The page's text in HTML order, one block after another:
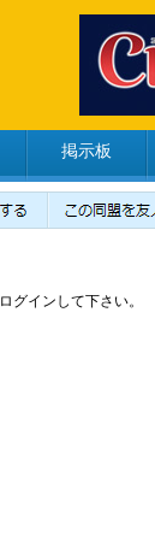
掲示板
グインして下さい。